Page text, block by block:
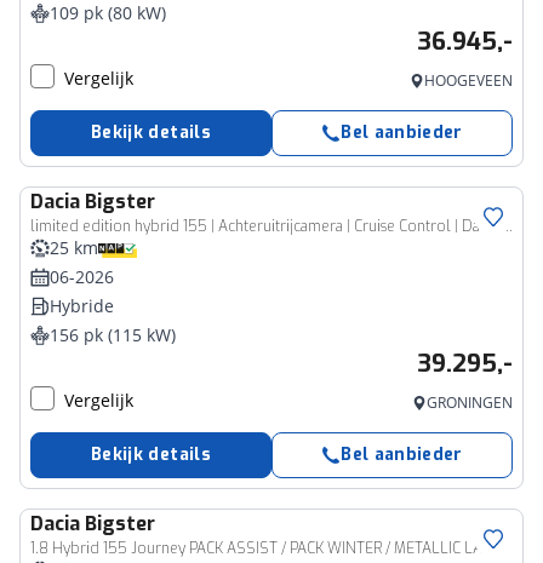
109 pk (80 kW)
36.945,-
Vergelijk HOOGEVEEN
Bekijk details Bel aanbieder
Dacia Bigster
limited edition hybrid 155 | Achteruitrijcamera | Cruise Control | Dacia Handsfree card
25 km
06-2026
Hybride
156 pk (115 kW)
39.295,-
Vergelijk GRONINGEN
Bekijk details Bel aanbieder
Dacia Bigster
1.8 Hybrid 155 Journey PACK ASSIST / PACK WINTER / METALLIC LAK